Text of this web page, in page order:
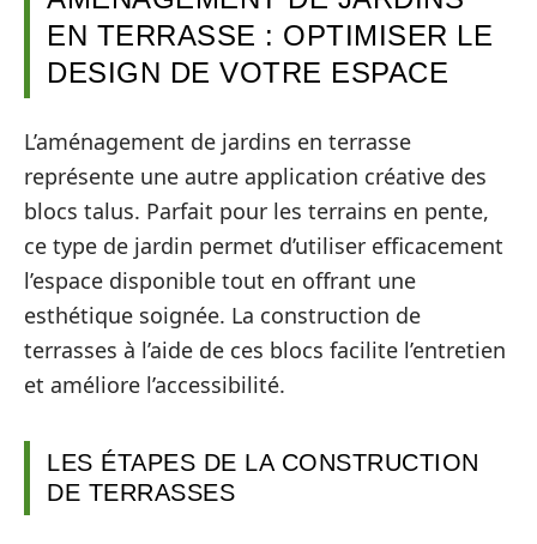
EN TERRASSE : OPTIMISER LE
DESIGN DE VOTRE ESPACE
L’aménagement de jardins en terrasse
représente une autre application créative des
blocs talus. Parfait pour les terrains en pente,
ce type de jardin permet d’utiliser efficacement
l’espace disponible tout en offrant une
esthétique soignée. La construction de
terrasses à l’aide de ces blocs facilite l’entretien
et améliore l’accessibilité.
LES ÉTAPES DE LA CONSTRUCTION
DE TERRASSES